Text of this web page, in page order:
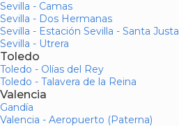
Sevilla - Camas
Sevilla - Dos Hermanas
Sevilla - Estación Sevilla - Santa Justa
Sevilla - Utrera
Toledo
Toledo - Olías del Rey
Toledo - Talavera de la Reina
Valencia
Gandía
Valencia - Aeropuerto (Paterna)